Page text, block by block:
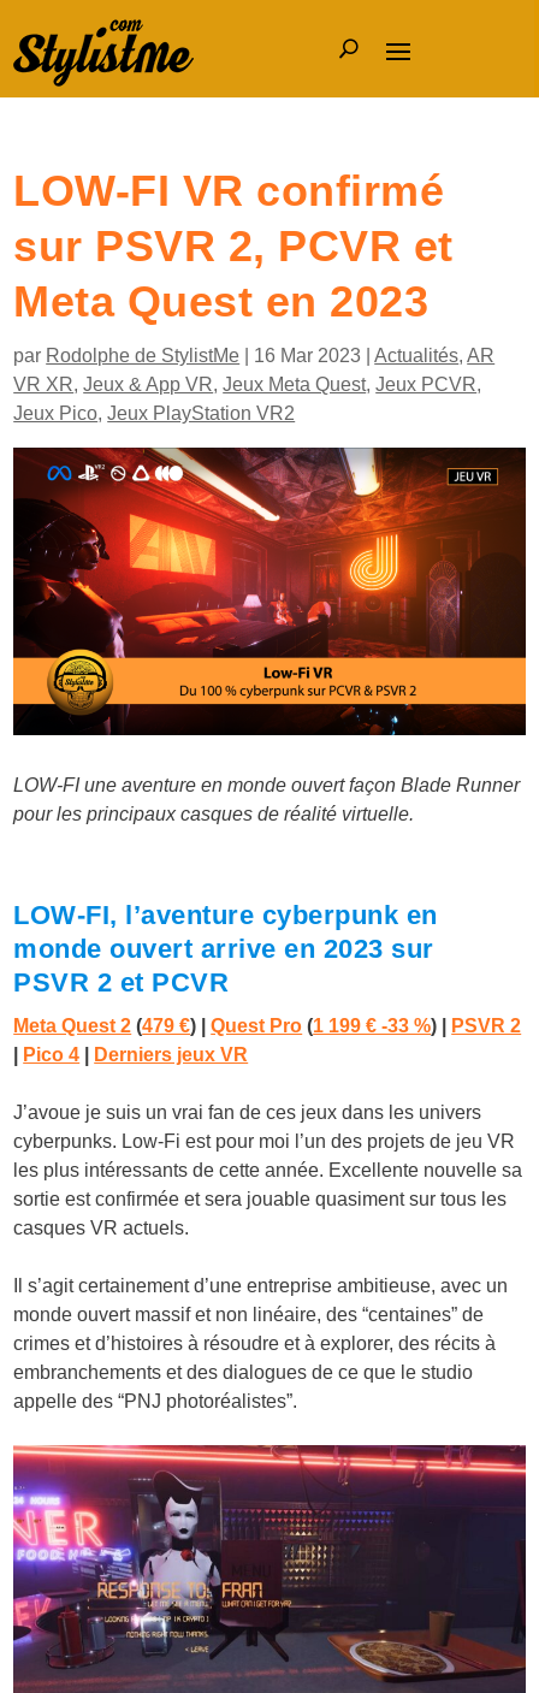
LOW-FI VR confirmé
sur PSVR 2, PCVR et
Meta Quest en 2023
par Rodolphe de StylistMe 16 Mar 2023 |Actualités,AR
VR XR,Jeux & App VR,Jeux Meta Quest,Jeux PCVR,
Jeux Pico,Jeux PlayStation VR2
LOW-FI une aventure en monde ouvert façon Blade Runner
pour les principaux casques de réalité virtuelle.
LOW-FI, l’aventure cyberpunk en
monde ouvert arrive en 2023 sur
PSVR 2 et PCVR
Meta Quest 2 (479 €) |Quest Pro (1 199 € -33 %)
PSVR 2
Pico 4 Derniers jeux VR
J’avoue je suis un vrai fan de ces jeux dans les univers
cyberpunks. Low-Fi est pour moi l’un des projets de jeu VR
les plus intéressants de cette année. Excellente nouvelle sa
sortie est confirmée et sera jouable quasiment sur tous les
casques VR actuels.
Il s’agit certainement d’une entreprise ambitieuse, avec un
monde ouvert massif et non linéaire, des “centaines” de
crimes et d’histoires à résoudre et à explorer, des récits à
embranchements et des dialogues de ce que le studio
appelle des “PNJ photoréalistes”.